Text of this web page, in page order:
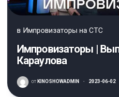
в Импровизаторы на СТС
Импровизаторы |
Караулова
от KINOSHOWADMIN · 2023-06-02